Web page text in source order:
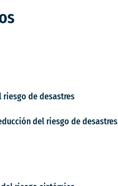
riesgo de desastres
del riesgo de desastres